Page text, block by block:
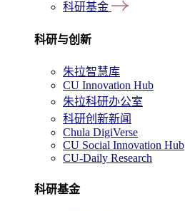
科研基金
科研与创新
朱拉智慧库
CU Innovation Hub
朱拉科研办公室
科研创新新闻
Chula DigiVerse
CU Social Innovation Hub
CU-Daily Research
科研基金